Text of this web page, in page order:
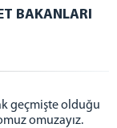
BAKANLARI
geçmişte olduğu
omuzayız.